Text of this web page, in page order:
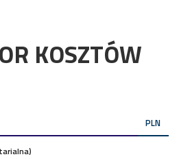
KOSZTÓW
PLN